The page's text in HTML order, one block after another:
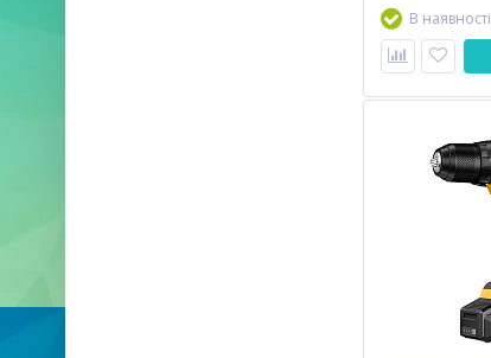
В наявності